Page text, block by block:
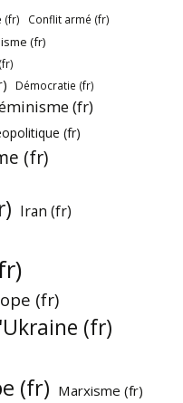
(fr) Conflit armé (fr)
(fr)
Démocratie (fr)
(fr)
(fr)
(fr)
Iran (fr)
(fr)
(fr)
(fr) Marxisme (fr)